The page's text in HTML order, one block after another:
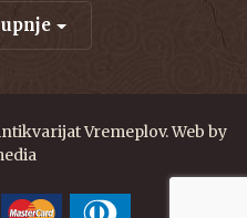
Vremeplov. Web by